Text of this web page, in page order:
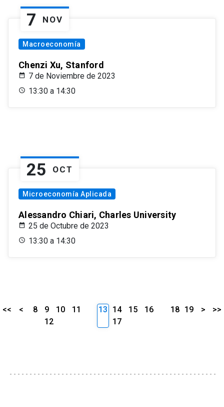
7 NOV
Macroeconomía
Chenzi Xu, Stanford
7 de Noviembre de 2023
13:30 a 14:30
25 OCT
Microeconomía Aplicada
Alessandro Chiari, Charles University
25 de Octubre de 2023
13:30 a 14:30
<< < 8 9 10
11
12
13 14 15
16
17
18 19 > >>